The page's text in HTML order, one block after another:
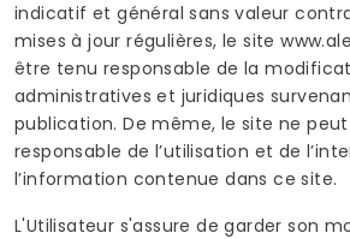
indicatif et général sans valeur
mises à jour régulières, le site
être tenu responsable de la
administratives et juridiques
publication. De même, le site ne
responsable de l’utilisation et de
l’information contenue dans ce site.
L'Utilisateur s'assure de garder son